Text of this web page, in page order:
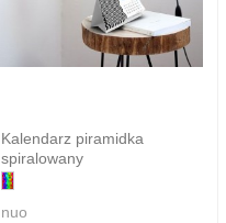
Kalendarz piramidka
spiralowany
nuo